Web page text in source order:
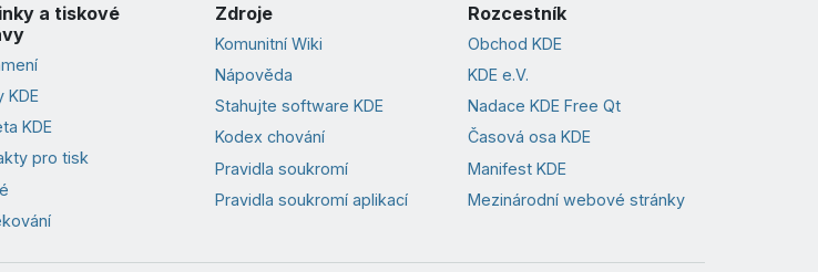
a tiskové
KDE
KDE
pro tisk
Zdroje
Komunitní Wiki
Nápověda
Stahujte software KDE
Kodex chování
Pravidla soukromí
Pravidla soukromí aplikací
Rozcestník
Obchod KDE
KDE e.V.
Nadace KDE Free Qt
Časová osa KDE
Manifest KDE
Mezinárodní webové stránky